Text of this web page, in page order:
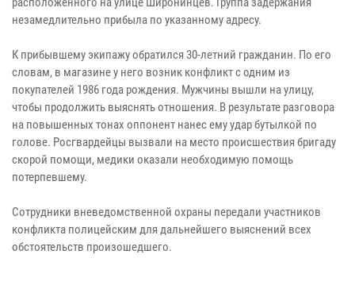
незамедлительно прибыла по указанному адресу.
К прибывшему экипажу обратился 30-летний гражданин. По его
словам, в магазине у него возник конфликт с одним из
покупателей 1986 года рождения. Мужчины вышли на улицу,
чтобы продолжить выяснять отношения. В результате разговора
на повышенных тонах оппонент нанес ему удар бутылкой по
голове. Росгвардейцы вызвали на место происшествия бригаду
скорой помощи, медики оказали необходимую помощь
потерпевшему.
Сотрудники вневедомственной охраны передали участников
конфликта полицейским для дальнейшего выяснений всех
обстоятельств произошедшего.